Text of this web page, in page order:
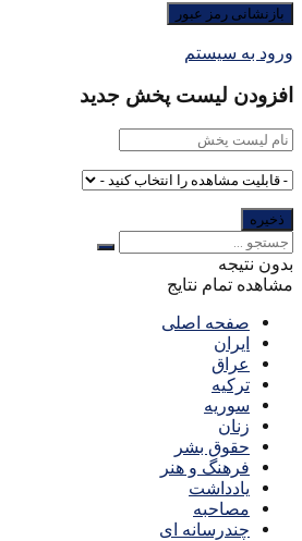
ورود به سیستم
افزودن لیست پخش جدید
بدون نتیجه
مشاهده تمام نتایج
صفحه اصلی
ایران
عراق
ترکیه
سوریه
زنان
حقوق بشر
فرهنگ و هنر
یادداشت
مصاحبه
چندرسانه ای